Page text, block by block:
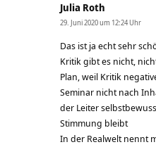
Julia Roth
29. Juni 2020 um 12:24 Uhr
Das ist ja echt sehr
Kritik gibt es nicht,
Plan, weil Kritik
Seminar nicht nach
der Leiter
Stimmung bleibt
In der Realwelt nennt